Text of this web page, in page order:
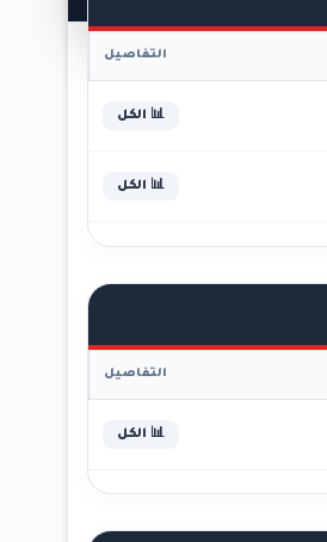
التفاصيل
📊 الكل
📊 الكل
التفاصيل
📊 الكل